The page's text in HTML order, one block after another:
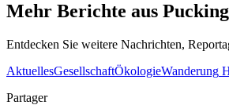
Mehr Berichte aus
Entdecken Sie weitere Nachrichten,
AktuellesGesellschaftÖkologieWanderung
Partager